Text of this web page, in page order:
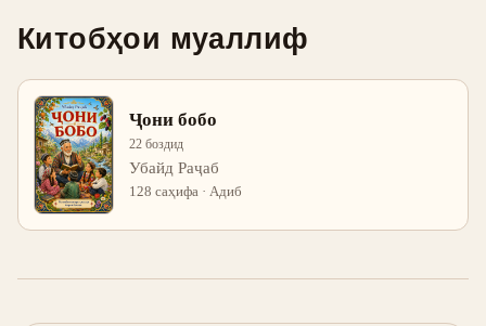
Китобҳои муаллиф
Ҷони бобо
22 боздид
Убайд Раҷаб
128 саҳифа · Адиб